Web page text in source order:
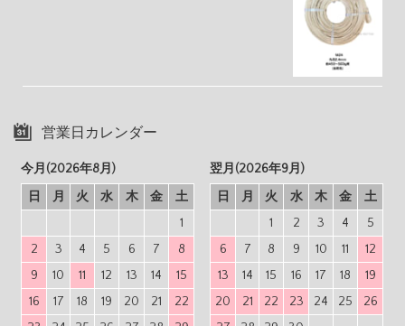
営業日カレンダー
今月(2026年8月)
日
月 火 水 木 金
土
1
2
3 4 5 6 7
8
9
10 11 12 13 14
15
16
17 18 19 20 21
22
翌月(2026年9月)
日
月 火 水 木 金
土
1
2 3 4
5
6
7 8 9 10 11
12
13
14 15 16 17 18
19
20
21 22 23 24 25
26